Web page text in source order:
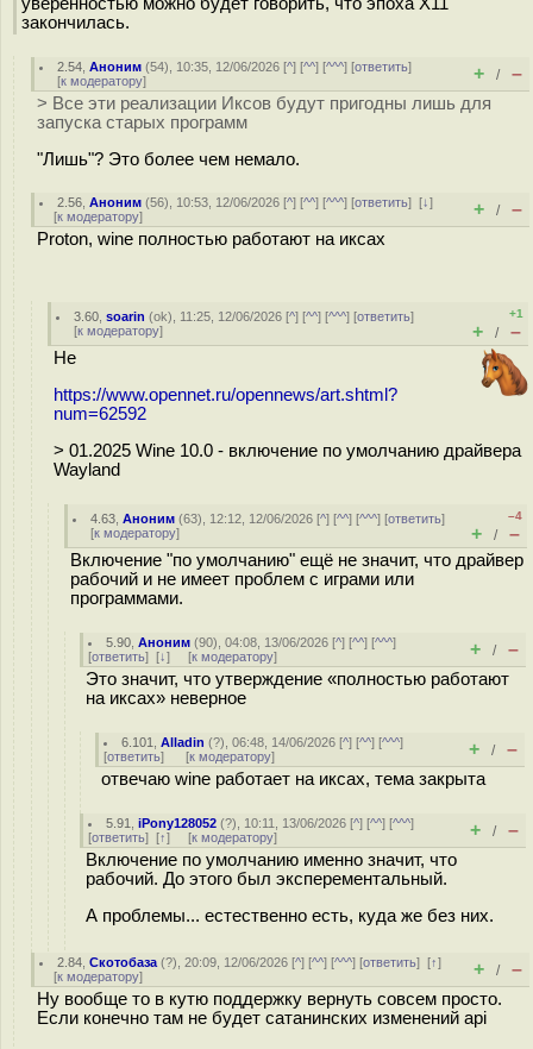
закончилась.
2.54 ,Аноним (54), 10:35, 12/06/2026 [^] [^^] [^^^] [ответить]
[к модератору] + / –
> Все эти реализации Иксов будут пригодны лишь для
запуска старых программ
"Лишь"? Это более чем немало.
2.56 ,Аноним (56), 10:53, 12/06/2026 [^] [^^] [^^^] [ответить][↓]
[к модератору] + / –
Proton, wine полностью работают на иксах
3.60 ,soarin (ok), 11:25, 12/06/2026 [^] [^^] [^^^] [ответить]
[к модератору]
+1
+ / –
Не
https://www.opennet.ru/opennews/art.shtml?
num=62592
> 01.2025 Wine 10.0 - включение по умолчанию драйвера
Wayland
4.63 ,Аноним (63), 12:12, 12/06/2026 [^] [^^] [^^^] [ответить]
[к модератору]
–4
+ / –
Включение "по умолчанию" ещё не значит, что драйвер
рабочий и не имеет проблем с играми или
программами.
5.90 ,Аноним (90), 04:08, 13/06/2026 [^] [^^] [^^^]
[ответить] [↓] [к модератору] + / –
Это значит, что утверждение «полностью работают
на иксах» неверное
6.101 ,Alladin (?), 06:48, 14/06/2026 [^] [^^] [^^^]
[ответить] [к модератору] + / –
отвечаю wine работает на иксах, тема закрыта
5.91 ,iPony128052 (?), 10:11, 13/06/2026 [^] [^^] [^^^]
[ответить] [↑] [к модератору] + / –
Включение по умолчанию именно значит, что
рабочий. До этого был эксперементальный.
А проблемы... естественно есть, куда же без них.
2.84 ,Скотобаза (?), 20:09, 12/06/2026 [^] [^^] [^^^] [ответить][↑]
[к модератору] + / –
Ну вообще то в кутю поддержку вернуть совсем просто.
Если конечно там не будет сатанинских изменений api